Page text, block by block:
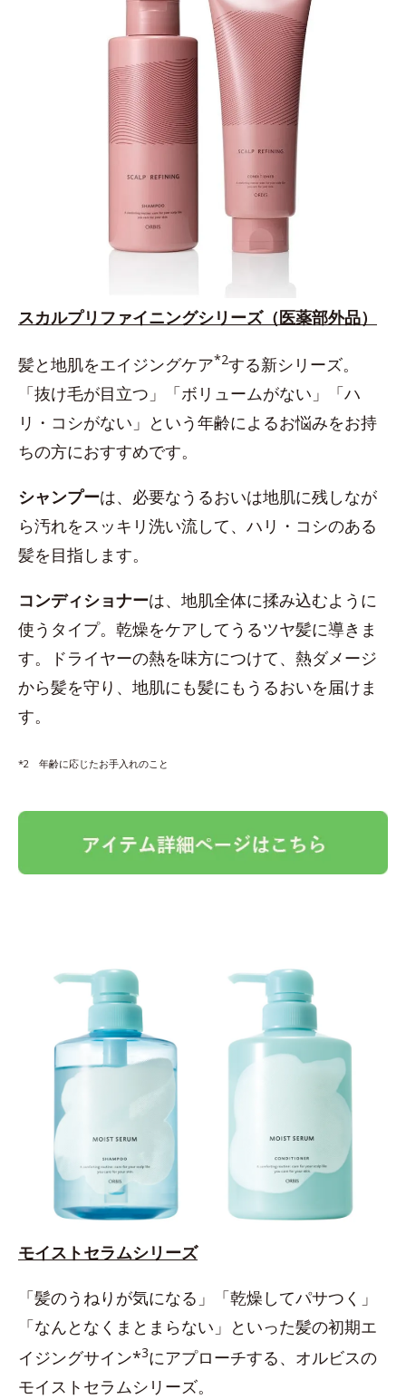
スカルプリファイニングシリーズ（医薬部外品）
髪と地肌をエイジングケア*2する新シリーズ。
「抜け毛が目立つ」「ボリュームがない」「ハ
リ・コシがない」という年齢によるお悩みをお持
ちの方におすすめです。
シャンプーは、必要なうるおいは地肌に残しなが
ら汚れをスッキリ洗い流して、ハリ・コシのある
髪を目指します。
コンディショナーは、地肌全体に揉み込むように
使うタイプ。乾燥をケアしてうるツヤ髪に導きま
す。ドライヤーの熱を味方につけて、熱ダメージ
から髪を守り、地肌にも髪にもうるおいを届けま
す。
*2 年齢に応じたお手入れのこと
モイストセラムシリーズ
「髪のうねりが気になる」「乾燥してパサつく」
「なんとなくまとまらない」といった髪の初期エ
イジングサイン*3にアプローチする、オルビスの
モイストセラムシリーズ。